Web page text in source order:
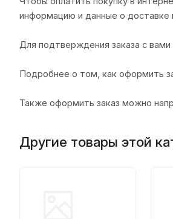
информацию и данные о доставке
Для подтверждения заказа с
Подробнее о том, как оформить
Также оформить заказ можно
Другие товары этой